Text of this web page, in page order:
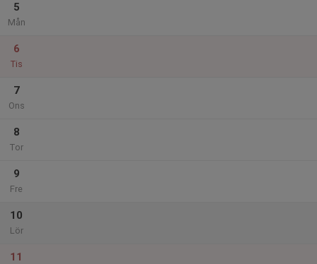
5
Mån
6
Tis
7
Ons
8
Tor
9
Fre
10
Lör
11